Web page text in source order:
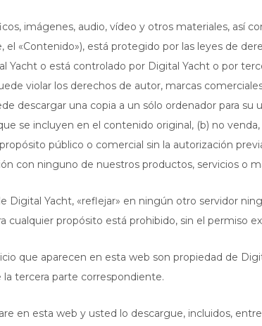
imágenes, audio, vídeo y otros materiales, así
«Contenido»), está protegido por las leyes de
Yacht o está controlado por Digital Yacht o por
violar los derechos de autor, marcas
descargar una copia a un sólo ordenador para
se incluyen en el contenido original, (b) no
público o comercial sin la autorización
con ninguno de nuestros productos, servicios o
Digital Yacht, «reflejar» en ningún otro servidor
propósito está prohibido, sin el permiso
que aparecen en esta web son propiedad de
tercera parte correspondiente.
en esta web y usted lo descargue, incluidos,